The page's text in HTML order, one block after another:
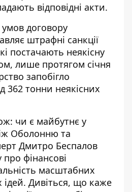
відповідні акти.
договору
штрафні санкції
постачають неякісну
лише протягом січня
запобігло
362 тонни неякісних
чи є майбутнє у
Оболонню та
Дмитро Беспалов
фінансові
масштабних
ідей. Дивіться, що каже